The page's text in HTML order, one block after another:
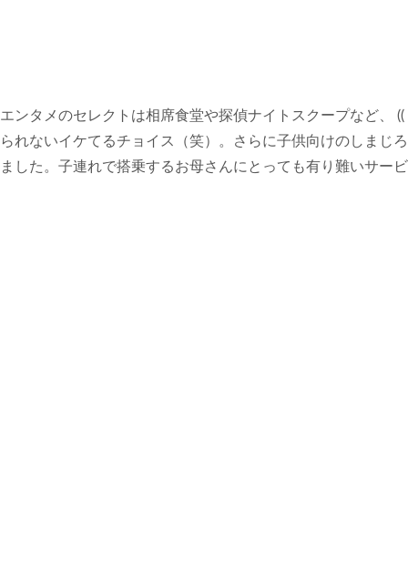
エンタメのセレクトは相席食堂や探偵ナイトスクープなど、
られないイケてるチョイス（笑）。さらに子供向けのしまじ
ました。子連れで搭乗するお母さんにとっても有り難いサー